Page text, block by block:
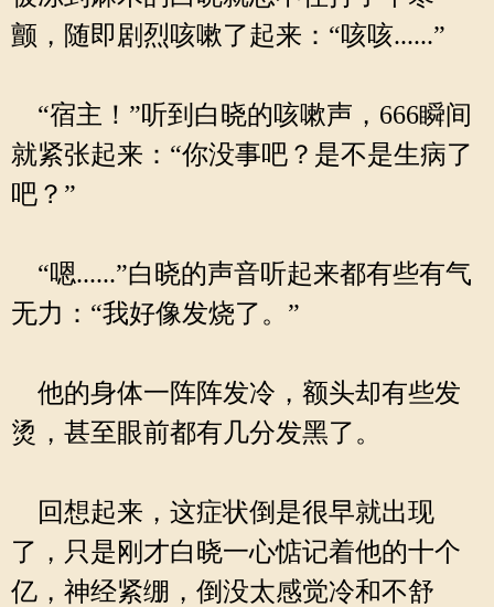
颤，随即剧烈咳嗽了起来：“咳咳......”
“宿主！”听到白晓的咳嗽声，666瞬间
就紧张起来：“你没事吧？是不是生病了
吧？”
“嗯......”白晓的声音听起来都有些有气
无力：“我好像发烧了。”
他的身体一阵阵发冷，额头却有些发
烫，甚至眼前都有几分发黑了。
回想起来，这症状倒是很早就出现
了，只是刚才白晓一心惦记着他的十个
亿，神经紧绷，倒没太感觉冷和不舒